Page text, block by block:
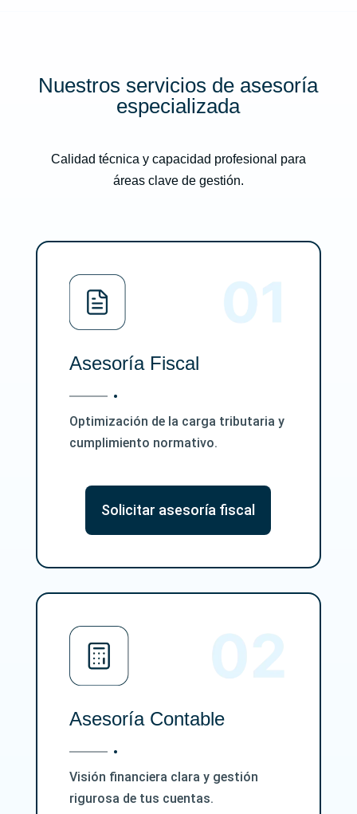
Nuestros servicios de asesoría
especializada
Calidad técnica y capacidad profesional para
áreas clave de gestión.
Asesoría Fiscal
Optimización de la carga tributaria y
cumplimiento normativo.
Solicitar asesoría fiscal
Asesoría Contable
Visión financiera clara y gestión
rigurosa de tus cuentas.